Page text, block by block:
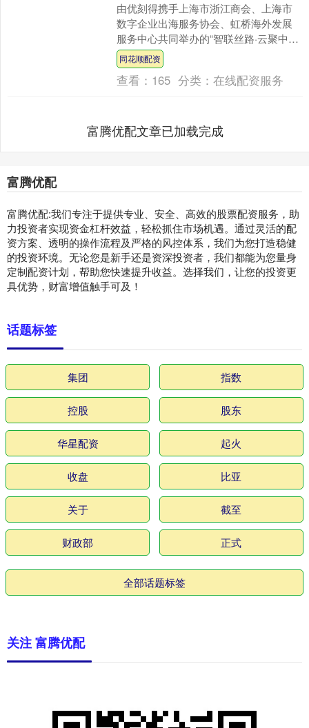
由优刻得携手上海市浙江商会、上海市
数字企业出海服务协会、虹桥海外发展
服务中心共同举办的“智联丝路·云聚中
亚”中资企业出海交流会暨优刻得乌兹别
克斯坦节点上线点亮仪....
同花顺配资
查看： 165 分类：在线配资服务
富腾优配文章已加载完成
富腾优配
富腾优配:我们专注于提供专业、安全、高效的股票配资服务，助
力投资者实现资金杠杆效益，轻松抓住市场机遇。通过灵活的配
资方案、透明的操作流程及严格的风控体系，我们为您打造稳健
的投资环境。无论您是新手还是资深投资者，我们都能为您量身
定制配资计划，帮助您快速提升收益。选择我们，让您的投资更
具优势，财富增值触手可及！
话题标签
集团 指数
控股 股东
华星配资 起火
收盘 比亚
关于 截至
财政部 正式
全部话题标签
关注 富腾优配